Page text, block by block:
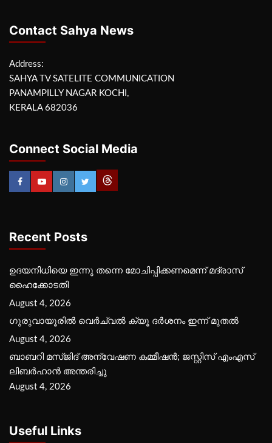
Contact Sahya News
Address:
SAHYA TV SATELITE COMMUNICATION
PANAMPILLY NAGAR KOCHI,
KERALA 682036
Connect Social Media
Recent Posts
ഉദയനിധിയെ ഇന്നു തന്നെ മോചിപ്പിക്കണമെന്ന് മദ്രാസ്
ഹൈക്കോടതി
August 4, 2026
ഗുരുവായൂരില്‍ വെര്‍ച്വല്‍ ക്യൂ ദര്‍ശനം ഇന്ന് മുതല്‍
August 4, 2026
ബാബറി മസ്ജിദ് അന്വേഷണ കമ്മീഷന്‍; ജസ്റ്റിസ് എംഎസ്
ലിബര്‍ഹാന്‍ അന്തരിച്ചു
August 4, 2026
Useful Links